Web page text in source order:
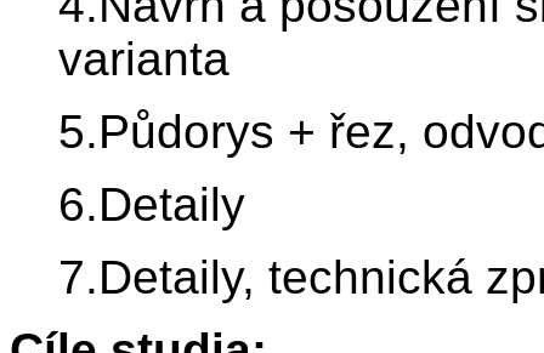
varianta
5.Půdorys + řez,
6.Detaily
7.Detaily, technická